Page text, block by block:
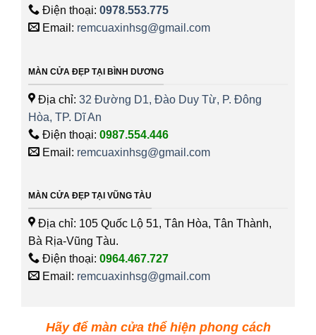
Điện thoại: 0978.553.775
Email: remcuaxinhsg@gmail.com
MÀN CỬA ĐẸP TẠI BÌNH DƯƠNG
Địa chỉ: 32 Đường D1, Đào Duy Từ, P. Đông
Hòa, TP. Dĩ An
Điện thoại: 0987.554.446
Email: remcuaxinhsg@gmail.com
MÀN CỬA ĐẸP TẠI VŨNG TÀU
Địa chỉ: 105 Quốc Lộ 51, Tân Hòa, Tân Thành,
Bà Rịa-Vũng Tàu.
Điện thoại: 0964.467.727
Email: remcuaxinhsg@gmail.com
Hãy để màn cửa thể hiện phong cách